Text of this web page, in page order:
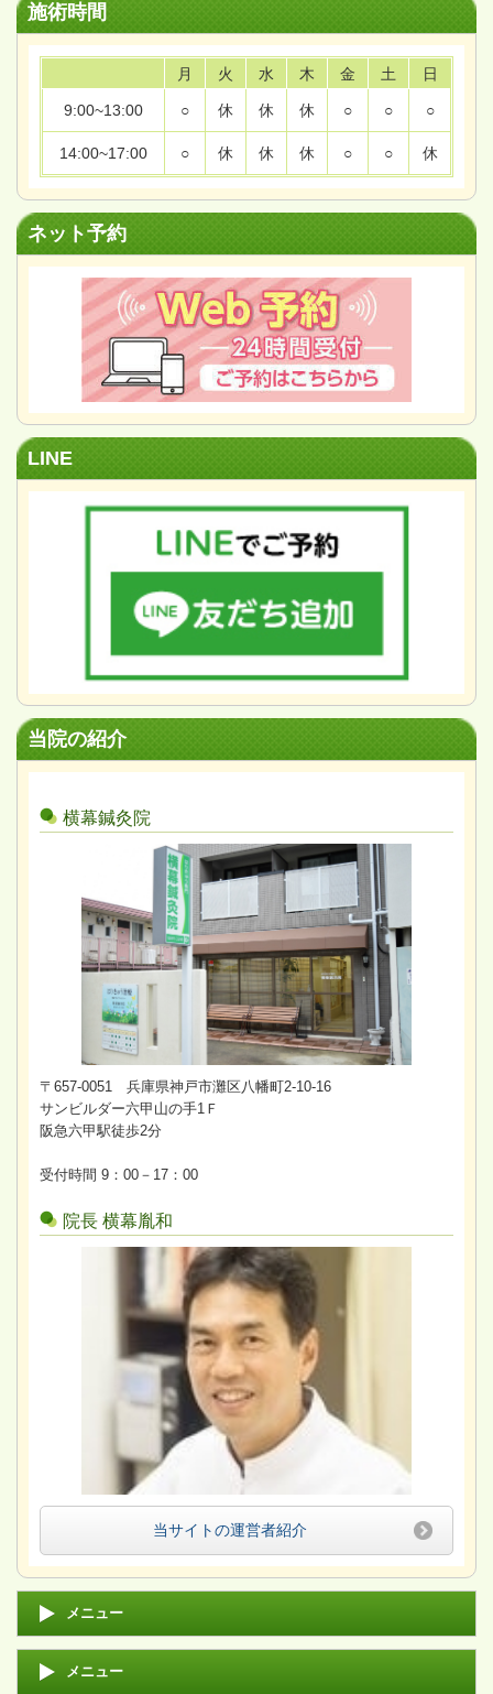
施術時間
月 火 水 木 金 土 日
9:00~13:00 ○ 休 休 休 ○ ○ ○
14:00~17:00 ○ 休 休 休 ○ ○ 休
ネット予約
LINE
当院の紹介
横幕鍼灸院
〒657-0051 兵庫県神戸市灘区八幡町2-10-16
サンビルダー六甲山の手1Ｆ
阪急六甲駅徒歩2分
受付時間 9：00－17：00
院長 横幕胤和
当サイトの運営者紹介
メニュー
メニュー